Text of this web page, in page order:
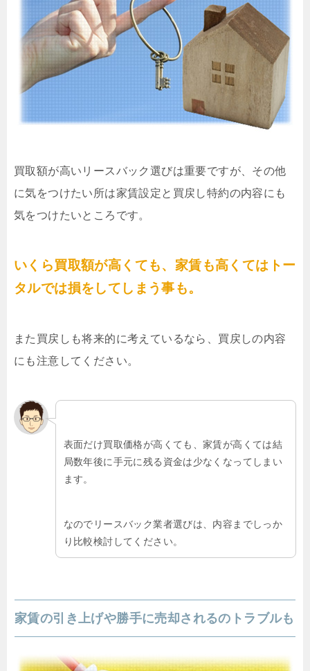
買取額が高いリースバック選びは重要ですが、その他
に気をつけたい所は家賃設定と買戻し特約の内容にも
気をつけたいところです。
いくら買取額が高くても、家賃も高くてはトー
タルでは損をしてしまう事も。
また買戻しも将来的に考えているなら、買戻しの内容
にも注意してください。
表面だけ買取価格が高くても、家賃が高くては結
局数年後に手元に残る資金は少なくなってしまい
ます。
なのでリースバック業者選びは、内容までしっか
り比較検討してください。
家賃の引き上げや勝手に売却されるのトラブルも